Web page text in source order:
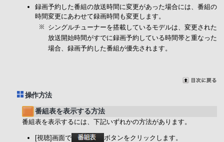
録画予約した番組の放送時間に変更があった場合には、番組の
時間変更にあわせて録画時間も変更します。
シングルチューナーを搭載しているモデルは、変更された
放送開始時間がすでに録画予約している時間帯と重なった
場合、録画予約した番組が優先されます。
操作方法
番組表を表示する方法
番組表を表示するには、下記いずれかの方法があります。
[視聴]画面で ボタンをクリックします。